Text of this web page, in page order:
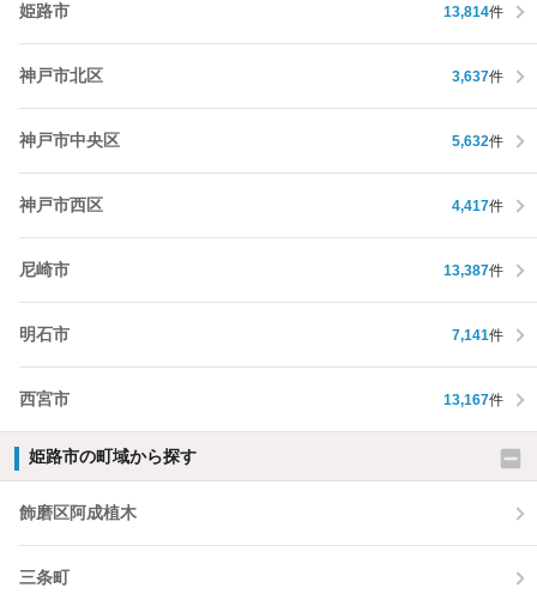
姫路市 13,814件
神戸市北区 3,637件
神戸市中央区 5,632件
神戸市西区 4,417件
尼崎市 13,387件
明石市 7,141件
西宮市 13,167件
姫路市の町域から探す
飾磨区阿成植木
三条町